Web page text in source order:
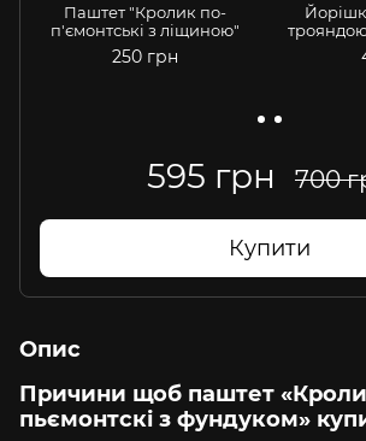
Паштет "Кролик по-
п'ємонтські з ліщиною"
250 грн
595 грн 700
Купити
Опис
Причини щоб паштет
пьємонтскі з фундуком»